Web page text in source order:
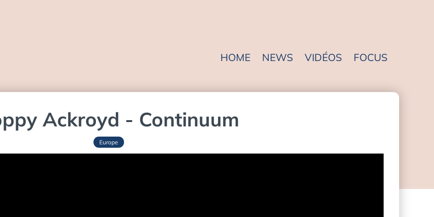
HOME NEWS VIDÉOS FOCUS
Ackroyd - Continuum
Europe